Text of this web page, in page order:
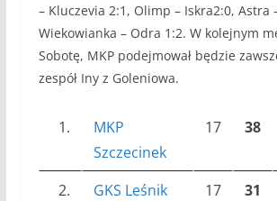
– Kluczevia 2:1, Olimp – Iskra2:0, Astra
Wiekowianka – Odra 1:2. W kolejnym
Sobotę, MKP podejmował będzie
zespół Iny z Goleniowa.
1.
MKP
Szczecinek
17 38
2.
GKS Leśnik
17 31